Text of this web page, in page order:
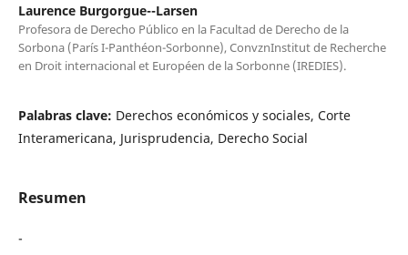
Laurence Burgorgue--Larsen
Profesora de Derecho Público en la Facultad de Derecho de la
Sorbona (París I-Panthéon-Sorbonne), ConvznInstitut de Recherche
en Droit internacional et Européen de la Sorbonne (IREDIES).
Palabras clave: Derechos económicos y sociales, Corte
Interamericana, Jurisprudencia, Derecho Social
Resumen
-